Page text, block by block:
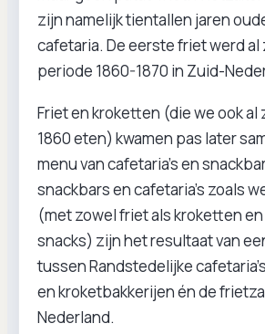
zijn namelijk tientallen jaren
cafetaria. De eerste friet werd al
periode 1860-1870 in Zuid-
Friet en kroketten (die we ook al
1860 eten) kwamen pas later
menu van cafetaria’s en
snackbars en cafetaria’s zoals
(met zowel friet als kroketten
snacks) zijn het resultaat van
tussen Randstedelijke
en kroketbakkerijen én de
Nederland.